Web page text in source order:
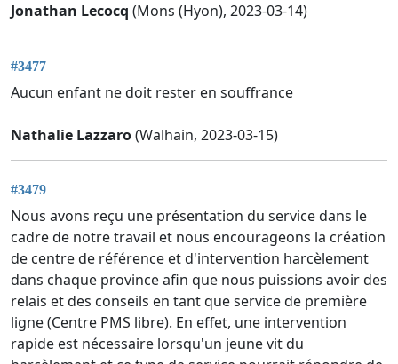
Jonathan Lecocq (Mons (Hyon), 2023-03-14)
#3477
Aucun enfant ne doit rester en souffrance
Nathalie Lazzaro(Walhain, 2023-03-15)
#3479
Nous avons reçu une présentation du service dans le
cadre de notre travail et nous encourageons la création
de centre de référence et d'intervention harcèlement
dans chaque province afin que nous puissions avoir des
relais et des conseils en tant que service de première
ligne (Centre PMS libre). En effet, une intervention
rapide est nécessaire lorsqu'un jeune vit du